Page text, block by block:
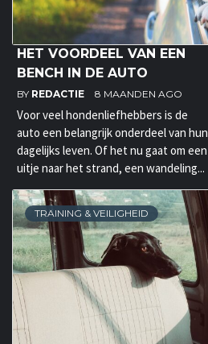
HET VOORDEEL VAN EEN
BENCH IN DE AUTO
BY REDACTIE 8 MAANDEN AGO
Voor veel hondenliefhebbers is de
auto een belangrijk onderdeel van hun
dagelijks leven. Of het nu gaat om een
uitje naar het strand, een wandeling...
TRAINING & VEILIGHEID